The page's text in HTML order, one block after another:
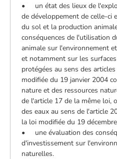
• un état des lieux de
de développement de celle-ci
du sol et la production
conséquences de l'utilisation
animale sur l'environnement
et notamment sur les
protégées au sens des
modifiée du 19 janvier 2004
nature et des ressources
de l'article 17 de la même loi,
des eaux au sens de l'article
la loi modifiée du 19
• une évaluation des
d'investissement sur
naturelles.